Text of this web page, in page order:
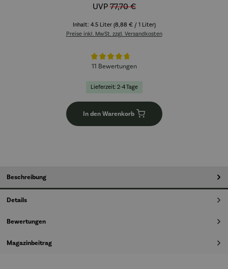
UVP77,70 €
Inhalt: 4.5 Liter (8,88 € / 1 Liter)
Preise inkl. MwSt. zzgl. Versandkosten
Durchschnittliche Bewertung von 4.8 von 5 Sternen
11 Bewertungen
Lieferzeit: 2-4 Tage
In den Warenkorb
Beschreibung
Details
Bewertungen
Magazinbeitrag